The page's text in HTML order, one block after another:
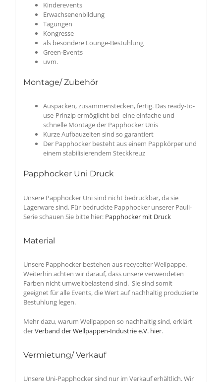
Kinderevents
Erwachsenenbildung
Tagungen
Kongresse
als besondere Lounge-Bestuhlung
Green-Events
uvm.
Montage/ Zubehör
Auspacken, zusammenstecken, fertig. Das ready-to-
use-Prinzip ermöglicht bei eine einfache und
schnelle Montage der Papphocker Unis
Kurze Aufbauzeiten sind so garantiert
Der Papphocker besteht aus einem Pappkörper und
einem stabilisierendem Steckkreuz
Papphocker Uni Druck
Unsere Papphocker Uni sind nicht bedruckbar, da sie
Lagerware sind. Für bedruckte Papphocker unserer Pauli-
Serie schauen Sie bitte hier: Papphocker mit Druck
Material
Unsere Papphocker bestehen aus recycelter Wellpappe.
Weiterhin achten wir darauf, dass unsere verwendeten
Farben nicht umweltbelastend sind. Sie sind somit
geeignet für alle Events, die Wert auf nachhaltig produzierte
Bestuhlung legen.
Mehr dazu, warum Wellpappen so nachhaltig sind, erklärt
derVerband der Wellpappen-Industrie e.V. hier.
Vermietung/ Verkauf
Unsere Uni-Papphocker sind nur im Verkauf erhältlich. Wir